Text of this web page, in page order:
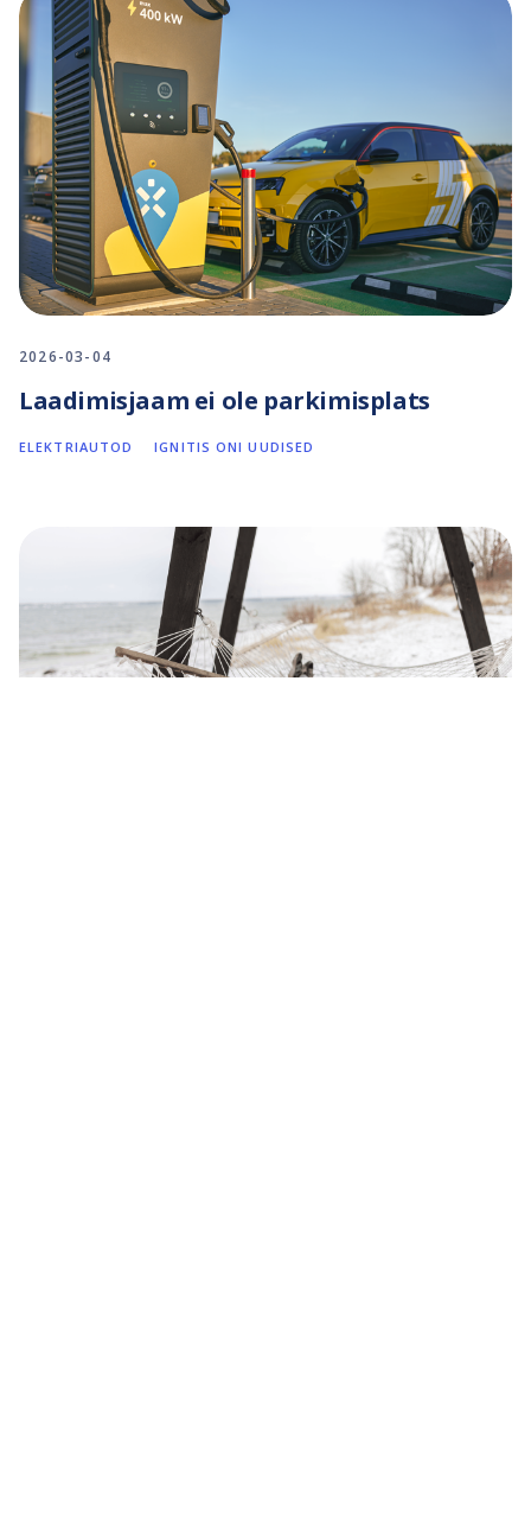
2026-03-04
Laadimisjaam ei ole parkimisplats
ELEKTRIAUTOD IGNITIS ONI UUDISED